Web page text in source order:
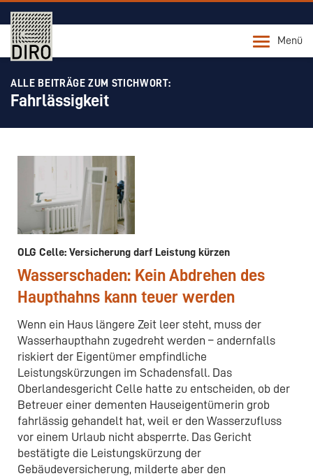
Menü
ALLE BEITRÄGE ZUM STICHWORT:
Fahrlässigkeit
OLG Celle: Versicherung darf Leistung kürzen
Wasserschaden: Kein Abdrehen des
Haupthahns kann teuer werden
Wenn ein Haus längere Zeit leer steht, muss der
Wasserhaupthahn zugedreht werden – andernfalls
riskiert der Eigentümer empfindliche
Leistungskürzungen im Schadensfall. Das
Oberlandesgericht Celle hatte zu entscheiden, ob der
Betreuer einer dementen Hauseigentümerin grob
fahrlässig gehandelt hat, weil er den Wasserzufluss
vor einem Urlaub nicht absperrte. Das Gericht
bestätigte die Leistungskürzung der
Gebäudeversicherung, milderte aber den